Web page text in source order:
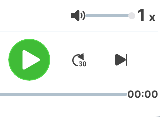
Flamme für den FC Augsburg.
Sie unterhalten sich
leidenschaftlich über den
Verein mit den wunderbarsten
Fans, die nicht ein jeder hat.
Volym 1 x
00:00